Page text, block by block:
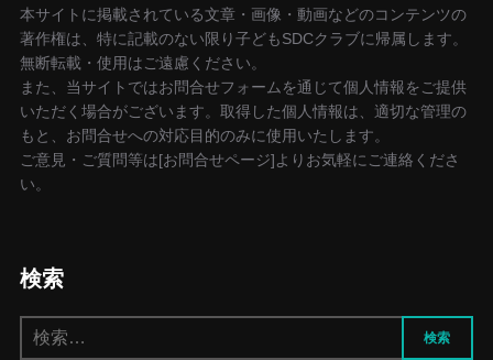
本サイトに掲載されている文章・画像・動画などのコンテンツの
著作権は、特に記載のない限り子どもSDCクラブに帰属します。
無断転載・使用はご遠慮ください。
また、当サイトではお問合せフォームを通じて個人情報をご提供
いただく場合がございます。取得した個人情報は、適切な管理の
もと、お問合せへの対応目的のみに使用いたします。
ご意見・ご質問等は[お問合せページ]よりお気軽にご連絡くださ
い。
検索
索:
検索